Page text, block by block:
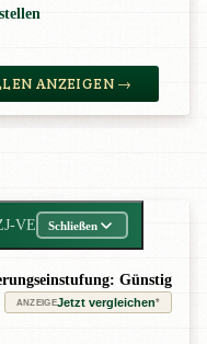
ANZEIGEN →
VE Schließen
Günstig
ANZEIGEJetzt vergleichen*